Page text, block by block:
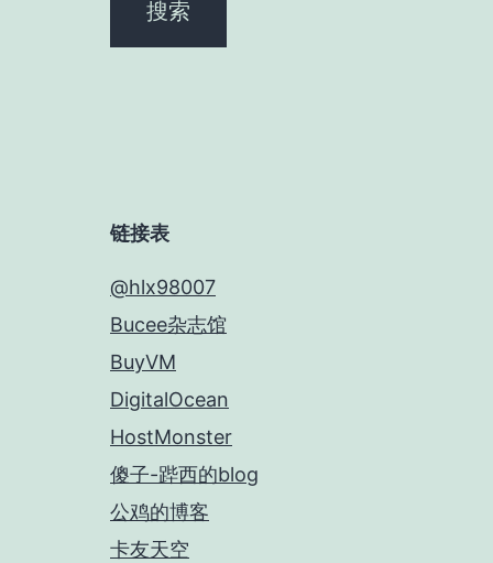
链接表
@hlx98007
Bucee杂志馆
BuyVM
DigitalOcean
HostMonster
傻子-跸西的blog
公鸡的博客
卡友天空